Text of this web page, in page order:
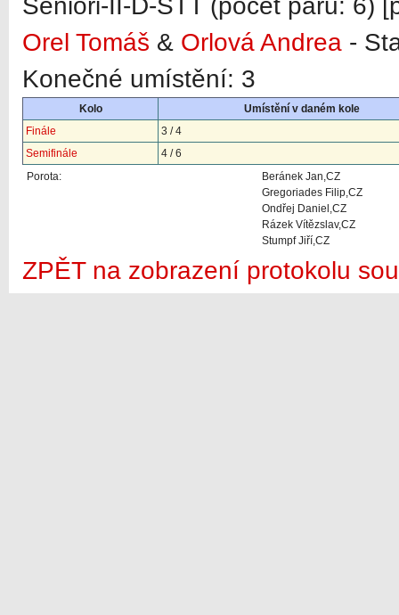
Senioři-II-D-STT (počet párů: 6)
Orel Tomáš & Orlová Andrea -
Konečné umístění: 3
Kolo
Umístění v daném kole
Finále
3 / 4
Semifinále
4 / 6
Porota:
Beránek Jan,CZ
Gregoriades Filip,CZ
Ondřej Daniel,CZ
Rázek Vítězslav,CZ
Stumpf Jiří,CZ
ZPĚT na zobrazení protokolu